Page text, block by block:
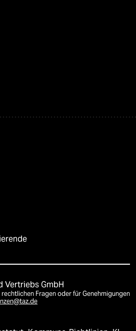
Vertriebs GmbH
Fragen oder für Genehmigungen